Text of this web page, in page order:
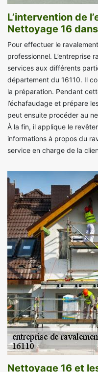
L’intervention de
Nettoyage 16
Pour effectuer le
professionnel. L’entreprise
services aux différents
département du 16110. Il
la préparation. Pendant
l’échafaudage et prépare
peut ensuite procéder au
À la fin, il applique le
informations à propos du
service en charge de la
Nettoyage 16 et